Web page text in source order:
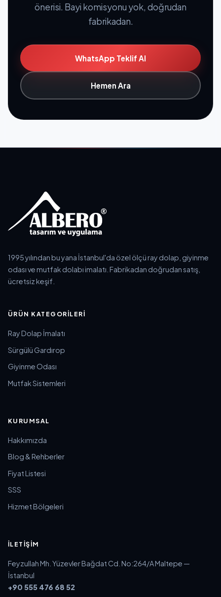
önerisi. Bayi komisyonu yok, doğrudan
fabrikadan.
WhatsApp Teklif Al
Hemen Ara
1995 yılından bu yana İstanbul'da özel ölçü ray dolap, giyinme
odası ve mutfak dolabı imalatı. Fabrikadan doğrudan satış,
ücretsiz keşif.
ÜRÜN KATEGORILERI
Ray Dolap İmalatı
Sürgülü Gardırop
Giyinme Odası
Mutfak Sistemleri
KURUMSAL
Hakkımızda
Blog & Rehberler
Fiyat Listesi
SSS
Hizmet Bölgeleri
İLETIŞIM
Feyzullah Mh. Yüzevler Bağdat Cd. No:264/A Maltepe —
İstanbul
+90 555 476 68 52